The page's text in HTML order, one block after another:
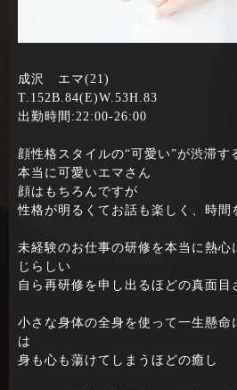
成沢 エマ(21)
T.152B.84(E)W.53H.83
出勤時間:22:00-26:00
顔性格スタイルの“可愛い”が渋滞す
本当に可愛いエマさん
顔はもちろんですが
性格が明るくてお話も楽しく、時間
未経験のお仕事の研修を本当に熱心
じらしい
自ら再研修を申し出るほどの真面目
小さな身体の全身を使って一生懸命
は
身も心も蕩けてしまうほどの癒し